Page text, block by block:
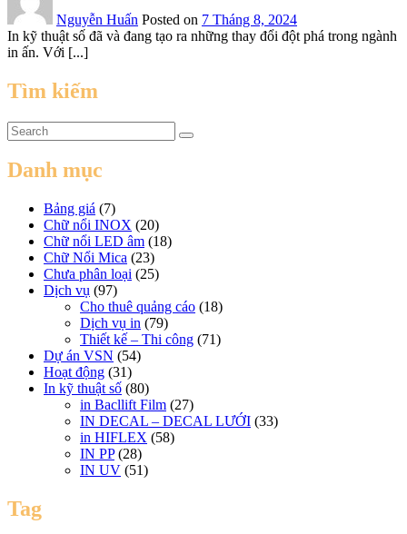
Nguyễn Huấn Posted on 7 Tháng 8, 2024
In kỹ thuật số đã và đang tạo ra những thay đổi đột phá trong ngành
in ấn. Với [...]
Tìm kiếm
Danh mục
Bảng giá (7)
Chữ nổi INOX (20)
Chữ nổi LED âm (18)
Chữ Nổi Mica (23)
Chưa phân loại (25)
Dịch vụ (97)
Cho thuê quảng cáo (18)
Dịch vụ in (79)
Thiết kế – Thi công (71)
Dự án VSN (54)
Hoạt động (31)
In kỹ thuật số (80)
in Bacllift Film (27)
IN DECAL – DECAL LƯỚI (33)
in HIFLEX (58)
IN PP(28)
IN UV (51)
Tag